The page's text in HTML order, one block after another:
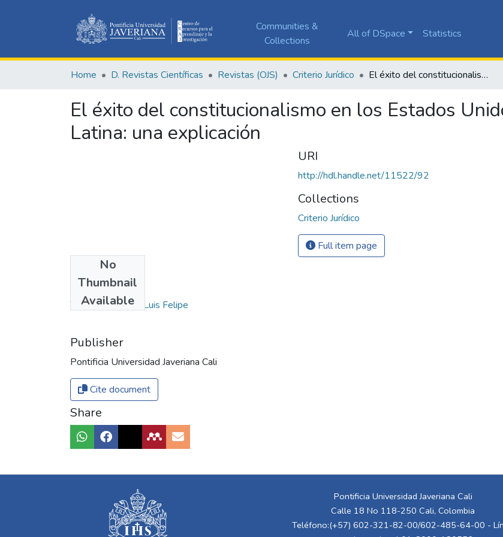
Communities &
Collections
All of DSpace Statistics
Home D. Revistas Científicas Revistas (OJS) Criterio Jurídico El éxito del constitucionalismo en los Estados Unidos y su fracaso en América Latina: una explicación
El éxito del constitucionalismo en los Estados
Latina: una explicación
No
Thumbnail
Available
Authors
Rosenn, Keith S.
Tenorio Delgado, Luis Felipe
Publisher
Pontificia Universidad Javeriana Cali
Cite document
Share
URI
http://hdl.handle.net/11522/92
Collections
Criterio Jurídico
Full item page
Pontificia Universidad Javeriana Cali
Calle 18 No 118-250 Cali, Colombia
Teléfono:(+57) 602-321-82-00/602-485-64-00 -